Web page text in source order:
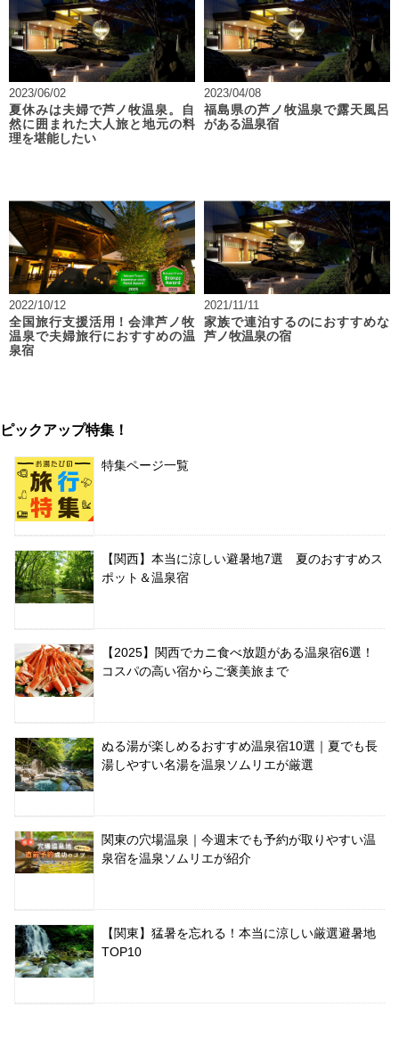
2023/06/02
夏休みは夫婦で芦ノ牧温泉。自
然に囲まれた大人旅と地元の料
理を堪能したい
2023/04/08
福島県の芦ノ牧温泉で露天風呂
がある温泉宿
2022/10/12
全国旅行支援活用！会津芦ノ牧
温泉で夫婦旅行におすすめの温
泉宿
2021/11/11
家族で連泊するのにおすすめな
芦ノ牧温泉の宿
ピックアップ特集！
特集ページ一覧
【関西】本当に涼しい避暑地7選 夏のおすすめス
ポット＆温泉宿
【2025】関西でカニ食べ放題がある温泉宿6選！
コスパの高い宿からご褒美旅まで
ぬる湯が楽しめるおすすめ温泉宿10選｜夏でも長
湯しやすい名湯を温泉ソムリエが厳選
関東の穴場温泉｜今週末でも予約が取りやすい温
泉宿を温泉ソムリエが紹介
【関東】猛暑を忘れる！本当に涼しい厳選避暑地
TOP10